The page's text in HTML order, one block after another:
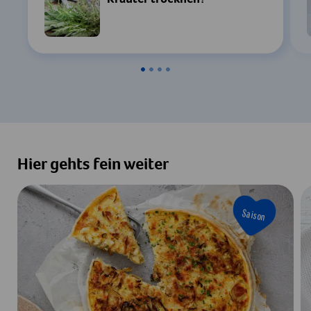
Einstellungen
Hier gehts fein weiter
Saison